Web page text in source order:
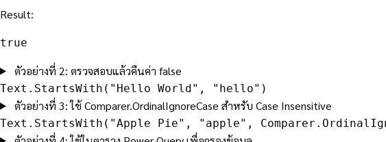
Result:
true
ตัวอย่างที่ 2: ตรวจสอบแล้วคืนค่า false
Text.StartsWith("Hello World", "hello")
ตัวอย่างที่ 3: ใช้ Comparer.OrdinalIgnoreCase สำหรับ Case Insensitive
Text.StartsWith("Apple Pie", "apple",